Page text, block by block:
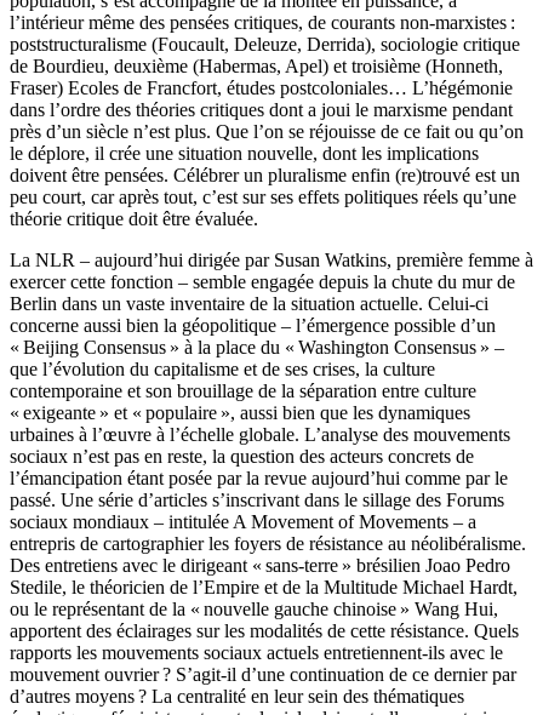
l’intérieur même des pensées critiques, de courants non-marxistes :
poststructuralisme (Foucault, Deleuze, Derrida), sociologie critique
de Bourdieu, deuxième (Habermas, Apel) et troisième (Honneth,
Fraser) Ecoles de Francfort, études postcoloniales… L’hégémonie
dans l’ordre des théories critiques dont a joui le marxisme pendant
près d’un siècle n’est plus. Que l’on se réjouisse de ce fait ou qu’on
le déplore, il crée une situation nouvelle, dont les implications
doivent être pensées. Célébrer un pluralisme enfin (re)trouvé est un
peu court, car après tout, c’est sur ses effets politiques réels qu’une
théorie critique doit être évaluée.
La NLR – aujourd’hui dirigée par Susan Watkins, première femme à
exercer cette fonction – semble engagée depuis la chute du mur de
Berlin dans un vaste inventaire de la situation actuelle. Celui-ci
concerne aussi bien la géopolitique – l’émergence possible d’un
« Beijing Consensus » à la place du « Washington Consensus » –
que l’évolution du capitalisme et de ses crises, la culture
contemporaine et son brouillage de la séparation entre culture
« exigeante » et « populaire », aussi bien que les dynamiques
urbaines à l’œuvre à l’échelle globale. L’analyse des mouvements
sociaux n’est pas en reste, la question des acteurs concrets de
l’émancipation étant posée par la revue aujourd’hui comme par le
passé. Une série d’articles s’inscrivant dans le sillage des Forums
sociaux mondiaux – intitulée A Movement of Movements – a
entrepris de cartographier les foyers de résistance au néolibéralisme.
Des entretiens avec le dirigeant « sans-terre » brésilien Joao Pedro
Stedile, le théoricien de l’Empire et de la Multitude Michael Hardt,
ou le représentant de la « nouvelle gauche chinoise » Wang Hui,
apportent des éclairages sur les modalités de cette résistance. Quels
rapports les mouvements sociaux actuels entretiennent-ils avec le
mouvement ouvrier ? S’agit-il d’une continuation de ce dernier par
d’autres moyens ? La centralité en leur sein des thématiques